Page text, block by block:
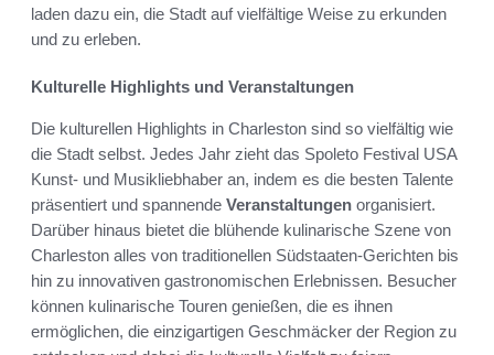
laden dazu ein, die Stadt auf vielfältige Weise zu erkunden
und zu erleben.
Kulturelle Highlights und Veranstaltungen
Die kulturellen Highlights in Charleston sind so vielfältig wie
die Stadt selbst. Jedes Jahr zieht das Spoleto Festival USA
Kunst- und Musikliebhaber an, indem es die besten Talente
präsentiert und spannende Veranstaltungen organisiert.
Darüber hinaus bietet die blühende kulinarische Szene von
Charleston alles von traditionellen Südstaaten-Gerichten bis
hin zu innovativen gastronomischen Erlebnissen. Besucher
können kulinarische Touren genießen, die es ihnen
ermöglichen, die einzigartigen Geschmäcker der Region zu